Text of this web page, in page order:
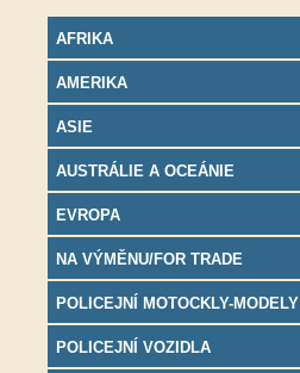
AFRIKA
AMERIKA
ASIE
AUSTRÁLIE A OCEÁNIE
EVROPA
NA VÝMĚNU/FOR TRADE
POLICEJNÍ MOTOCKLY-MODELY
POLICEJNÍ VOZIDLA